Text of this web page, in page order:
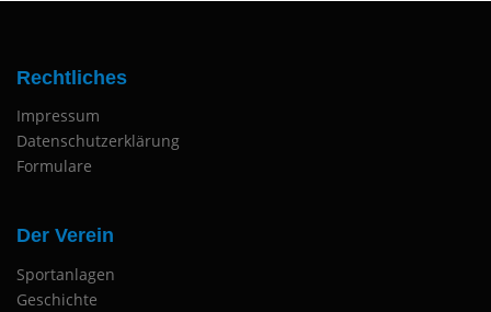
Rechtliches
Impressum
Datenschutzerklärung
Formulare
Der Verein
Sportanlagen
Geschichte